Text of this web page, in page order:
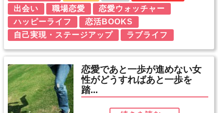
出会い
職場恋愛
恋愛ウォッチャー
ハッピーライフ
恋活BOOKS
自己実現・ステージアップ
ラブライフ
恋愛であと一歩が進めない女
性がどうすればあと一歩を
踏...